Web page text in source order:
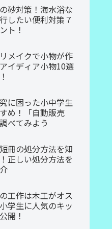
砂対策！海水浴な
したい便利対策７
ト！
メイクで小物が作
イディア小物10選
に困った小中学生
め！「自動販売
べてみよう
冊の処分方法を知
正しい処分方法を
工作は木工がオス
学生に人気のキッ
開！